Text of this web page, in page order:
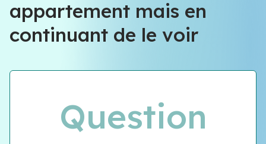
appartement mais en
continuant de le voir
Question